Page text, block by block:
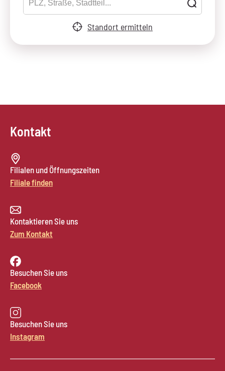
Standort ermitteln
Kontakt
Filialen und Öffnungszeiten
Filiale finden
Kontaktieren Sie uns
Zum Kontakt
Besuchen Sie uns
Facebook
Besuchen Sie uns
Instagram